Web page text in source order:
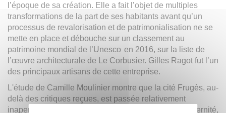
l’époque de sa création. Elle a fait l’objet de multiples
transformations de la part de ses habitants avant qu’un
processus de revalorisation et de patrimonialisation ne se
mette en place et débouche sur un classement au
patrimoine mondial de l’Unesco en 2016, sur la liste de
l’œuvre architecturale de Le Corbusier. Gilles Ragot fut l’un
des principaux artisans de cette entreprise.
L'étude de Camille Moulinier montre que la cité Frugès, au-
delà des critiques reçues, est passée relativement
inaperçue à Bordeaux et dans sa région, que sa modernité,